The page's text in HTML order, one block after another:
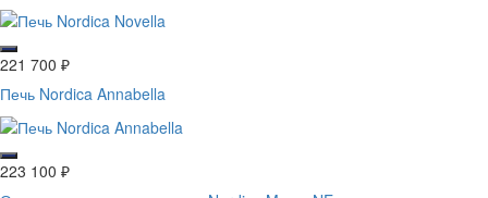
221 700 ₽
Печь Nordica Annabella
223 100 ₽